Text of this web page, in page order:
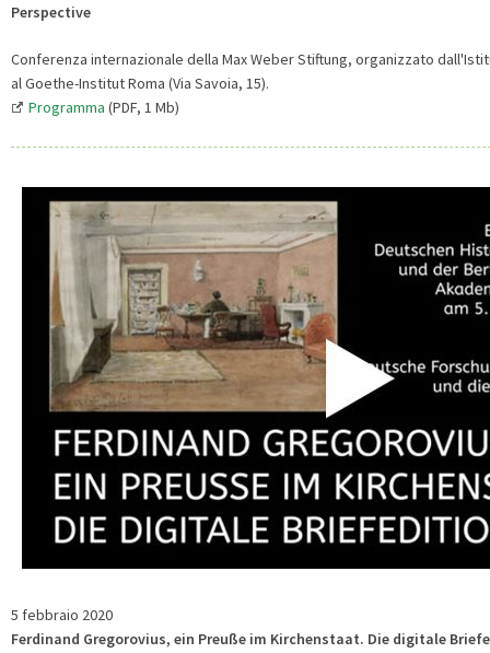
Perspective
Conferenza internazionale della Max Weber Stiftung, organizzato
al Goethe-Institut Roma (Via Savoia, 15).
Programma (PDF, 1 Mb)
5 febbraio 2020
Ferdinand Gregorovius, ein Preuße im Kirchenstaat. Die digitale